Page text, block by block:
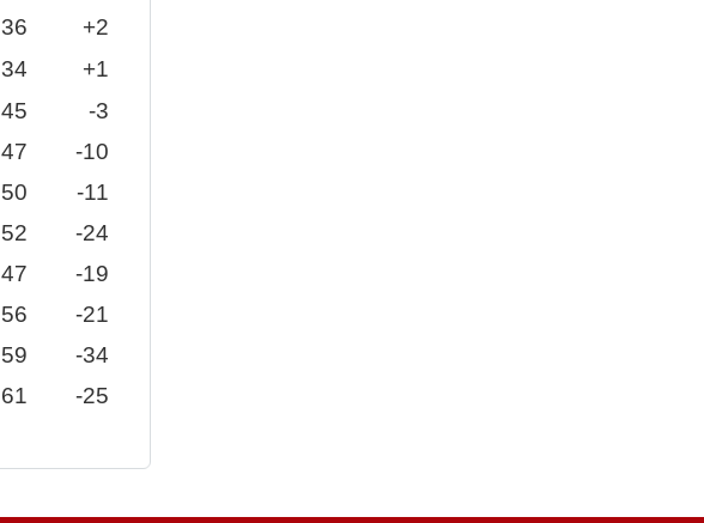
36
+2
34
+1
45
-3
47
-10
50
-11
52
-24
47
-19
56
-21
59
-34
61 -25